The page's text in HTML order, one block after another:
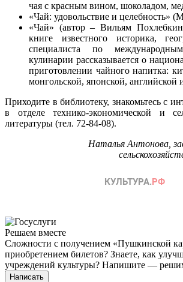
чая с красным вином, шоколадом,
«Чай: удовольствие и целебность»
«Чай» (автор – Вильям
книге известного историка,
специалиста по
кулинарии рассказывается о
приготовлении чайного напитка:
монгольской, японской, английской
Приходите в библиотеку, знакомьтесь с
в отделе технико-экономической и
литературы (тел. 72-84-08).
Наталья Антонова,
Решаем вместе
Сложности с получением «Пушкинской
приобретением билетов? Знаете, как
учреждений культуры? Напишите —
Написать